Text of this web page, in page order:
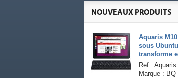
NOUVEAUX PRODUITS
Aquaris
sous
transforme
Ref :
Marque : BQ